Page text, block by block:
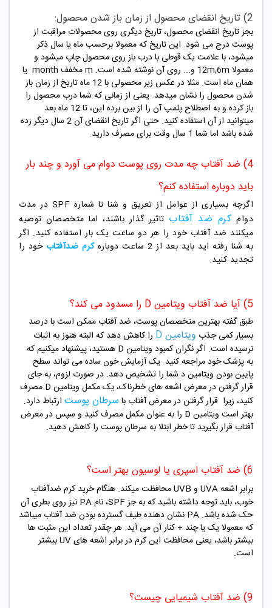
2) تاریخ انقضای محصول از زمان باز شدن محصول:
بجز تاریخ انقضای محصول، تاریخ دیگری روی محصولات مراقبت از
پوست درج می شود. این تاریخ که معمولا برحسب ماه یا سال ذکر
میشود، با علامت یک قوطی با درب باز روی محصول چاپ میشود و
معمولا 12m,6m و... روی آن نوشته شده است. m مخفف month یا
همان ماه است. مثلا در عکس زیر محصولی با 12 ماه تاریخ از زمان باز
شدن محصول را نشان میدهد. یعنی از زمانی که شما درب محصول را
باز کرده و به اصطلاح پلمپ آن را از بین برده این، تا 12 ماه بعد
میتوانید از آن استفاده کنید. حتی اگر تاریخ انقضای آن 2 سال دیگر زده
شده باشد اما شما 1 سال وقت برای مصرف دارید.
4) ضد آفتاب چه مدت روی پوست دوام می آورد و چند بار
باید دوباره استفاده کنم؟
اگرچه بسیاری از عوامل از تعریق و شنا تا شماره SPF در مدت
دوام کرم ضد آفتاب تاثیر گذار باشند، اما متخصصان توصیه
میکنند ضد آفتاب خود را هر دو ساعت یک بار استفاده کنید. اگر
به شنا رفته اید باید بعد از 2 ساعت دوباره
کرم ضدآفتاب خود را
تجدید کنید.
5) آیا ضد آفتاب ویتامین D را مسدود می کند؟
طبق گفته بهترین متخصصان پوست، ضد آفتاب ممکن است با درصد
بسیار کمی جذب ویتامین D
را کاهش دهد که البته هنوز به اثبات
نرسیده است. اگر نگران کمبود ویتامین D هستید، پیشنهاد میکنیم که
به پزشک خود مراجعه کنید. یک آزمایش خون ساده می تواند سطح
پایین بودن ویتامین د شما را تشخیص دهد. در صورت لزوم، به جای
قرار گرفتن در معرض اشعه های خطرناک، یک مکمل ویتامین D مصرف
کنید، زیرا قرار گرفتن در معرض آفتاب با سرطان پوست ارتباط دارد.
بهتر است ویتامین D را به عنوان مکمل مصرف کنید و سپس در معرض
آفتاب قرار بگیرید تا خطر ابتلا به سرطان پوست را کاهش دهید.
6) ضد آفتاب اسپری یا لوسیون بهتر است؟
برابر اشعه UVA و UVB محافظت میکند. هنگام خرید کرم ضدآفتاب
خوب، باید توجه داشته باشید که به جز SPF، نام PA نیز روی بطری آن
حک شده باشد. PA نشان دهنده طیف گسترده بودن ضد آفتاب میباشد
که معمولا یک یا چند + کنار آن می آید. هر چقدر تعداد این مثبت ها
بیشتر باشد، یعنی محافظت این کرم در برابر اشعه های UV بیشتر
است.
9) ضد آفتاب شیمیایی چیست؟